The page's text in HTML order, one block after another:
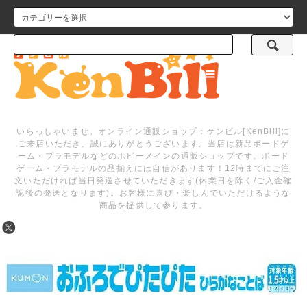
メニュー
いらっしゃいませ。オンライン通販ショップ：ケンビル[KenBill]に
ご来店いただき、誠にありがとうございます。当店は新品ボードゲ
ーム・プラモデルなどのホビーメインの通販ショップです。ボード
ゲーム・プラモデルの品揃えには自信があります！12時までにご注
文いただければ当日発送させていただきます(休業日を除く/ご入金確
認後の発送となります)。お客様に喜び・楽しんでいただけるような
商品を提供して参ります。